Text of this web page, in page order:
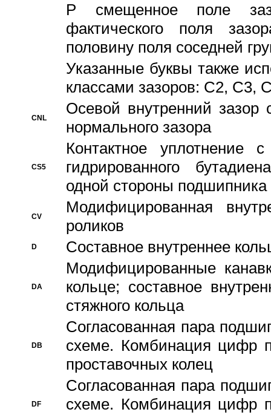
P смещенное поле
фактического поля
половину поля соседней
Указанные буквы также
классами зазоров: С2,
CNL
Осевой внутренний зазор
нормального зазора
CS5
Контактное уплотнение
гидрированного
одной стороны подшипника
CV
Модифицированная
роликов
D Составное внутреннее
DA
Модифицированные
кольце; составное
стяжного кольца
DB
Согласованная пара
схеме. Комбинация цифр
проставочных колец
DF
Согласованная пара
схеме. Комбинация цифр